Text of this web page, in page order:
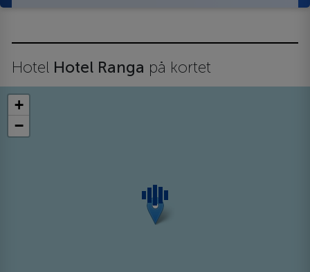
Hotel Hotel Ranga på kortet
+
−